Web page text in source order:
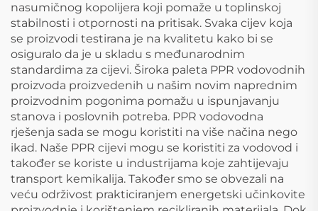
nasumičnog kopolijera koji pomaže u toplinskoj
stabilnosti i otpornosti na pritisak. Svaka cijev koja
se proizvodi testirana je na kvalitetu kako bi se
osiguralo da je u skladu s međunarodnim
standardima za cijevi. Široka paleta PPR vodovodnih
proizvoda proizvedenih u našim novim naprednim
proizvodnim pogonima pomažu u ispunjavanju
stanova i poslovnih potreba. PPR vodovodna
rješenja sada se mogu koristiti na više načina nego
ikad. Naše PPR cijevi mogu se koristiti za vodovod i
također se koriste u industrijama koje zahtijevaju
transport kemikalija. Također smo se obvezali na
veću održivost prakticiranjem energetski učinkovite